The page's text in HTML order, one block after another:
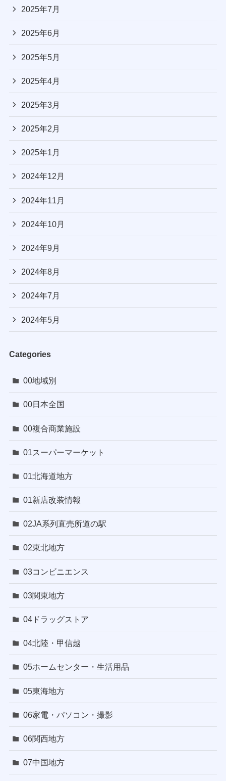
2025年7月
2025年6月
2025年5月
2025年4月
2025年3月
2025年2月
2025年1月
2024年12月
2024年11月
2024年10月
2024年9月
2024年8月
2024年7月
2024年5月
Categories
00地域別
00日本全国
00複合商業施設
01スーパーマーケット
01北海道地方
01新店改装情報
02JA系列直売所道の駅
02東北地方
03コンビニエンス
03関東地方
04ドラッグストア
04北陸・甲信越
05ホームセンター・生活用品
05東海地方
06家電・パソコン・撮影
06関西地方
07中国地方